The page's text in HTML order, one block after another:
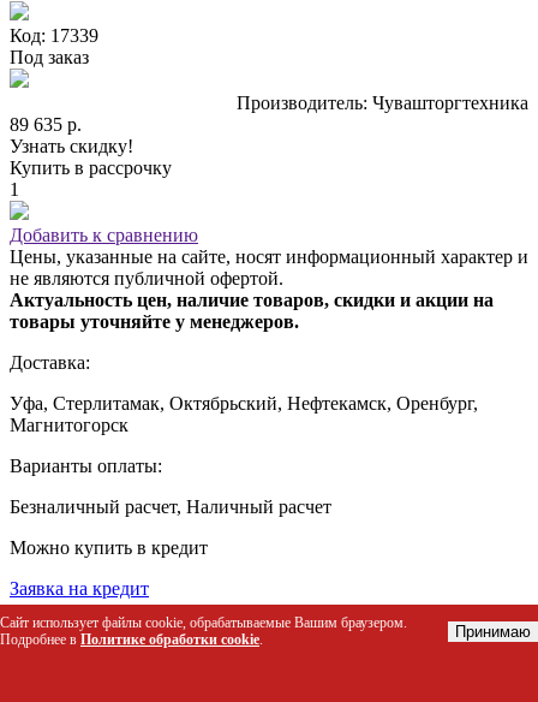
Код: 17339
Под заказ
Производитель: Чувашторгтехника
89 635 р.
Узнать скидку!
Купить в рассрочку
1
Добавить к сравнению
Цены, указанные на сайте, носят информационный характер и
не являются публичной офертой.
Актуальность цен, наличие товаров, скидки и акции на
товары уточняйте у менеджеров.
Доставка:
Уфа, Стерлитамак, Октябрьский, Нефтекамск, Оренбург,
Магнитогорск
Варианты оплаты:
Безналичный расчет, Наличный расчет
Можно купить в кредит
Заявка на кредит
Описание
Характеристики
Сайт использует файлы cookie, обрабатываемые Вашим браузером.
Подробнее в Политике обработки cookie. Принимаю